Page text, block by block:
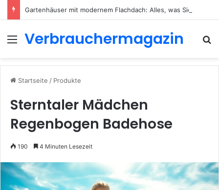
Menü
Verbrauchermagazin
Startseite / Produkte
Sterntaler Mädchen
Regenbogen Badehose
190 4 Minuten Lesezeit